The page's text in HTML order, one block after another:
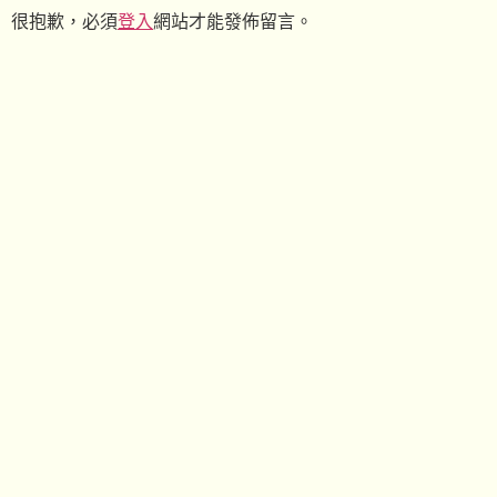
很抱歉，必須登入網站才能發佈留言。